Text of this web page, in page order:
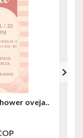
oveja..